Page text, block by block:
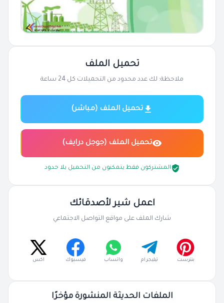
تحميل الملف
ملاحظة: لك عدد محدود من التحميلات كل 24 ساعة
تحميل الملف (مباشر)
تحميل الملف (جوجل درايف)
المشتركون فقط يتمكنون من التحميل بلا حدود
اعمل شير لأصدقائك
شارك الملف على مواقع التواصل الاجتماعي
بنترست تيليجرام واتساب فيسبوك اكس
الملفات الحديثة المنشورة مؤخرًا